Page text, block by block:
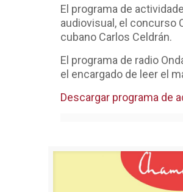
El programa de
audiovisual, el concurso
cubano Carlos Celdrán.
El programa de radio
el encargado de leer el
Descargar programa de